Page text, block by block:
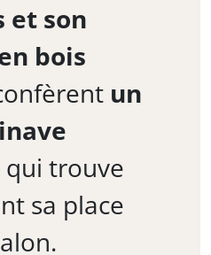
et son
bois
un
qui trouve
sa place